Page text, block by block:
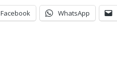
Facebook WhatsApp